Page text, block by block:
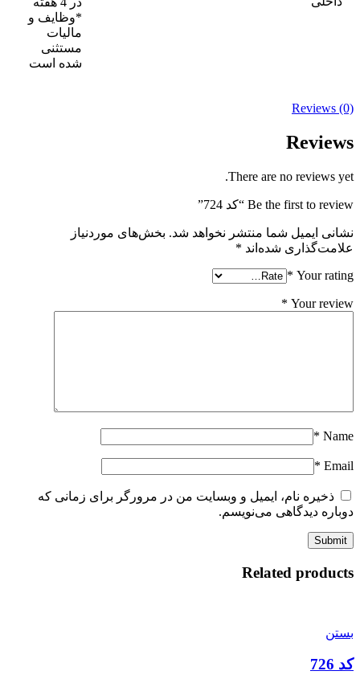
*وظایف و
مالیات
مستثنی
شده است
Reviews (0)
Reviews
There are no reviews yet.
Be the first to review “کد 724”
نشانی ایمیل شما منتشر نخواهد شد. بخش‌های موردنیاز
علامت‌گذاری شده‌اند *
Your rating
*
Your review
*
Name
*
Email
*
ذخیره نام، ایمیل و وبسایت من در مرورگر برای زمانی که
دوباره دیدگاهی می‌نویسم.
Related products
بستن
کد 726